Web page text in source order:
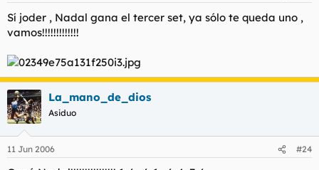
Sí joder , Nadal gana el tercer set, ya sólo te queda uno ,
vamos!!!!!!!!!!!!!
La_mano_de_dios
Asiduo
11 Jun 2006 #24